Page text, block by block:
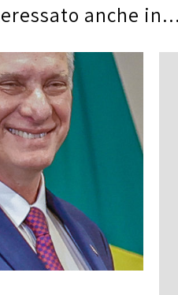
anche in...